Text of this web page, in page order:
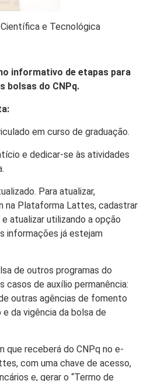
e Tecnológica
informativo de etapas para
bolsas do CNPq.
em curso de graduação.
e dedicar-se às atividades
Para atualizar,
na Plataforma Lattes, cadastrar
atualizar utilizando a opção
informações já estejam
de outros programas do
casos de auxílio permanência:
outras agências de fomento
da vigência da bolsa de
que receberá do CNPq no e-
com uma chave de acesso,
e, gerar o “Termo de